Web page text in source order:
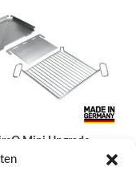
Mini Upgrade
Holz/Kohle